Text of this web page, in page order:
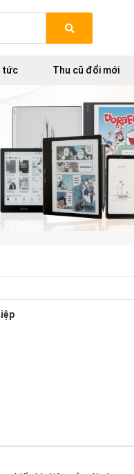
tức Thu cũ đổi mới